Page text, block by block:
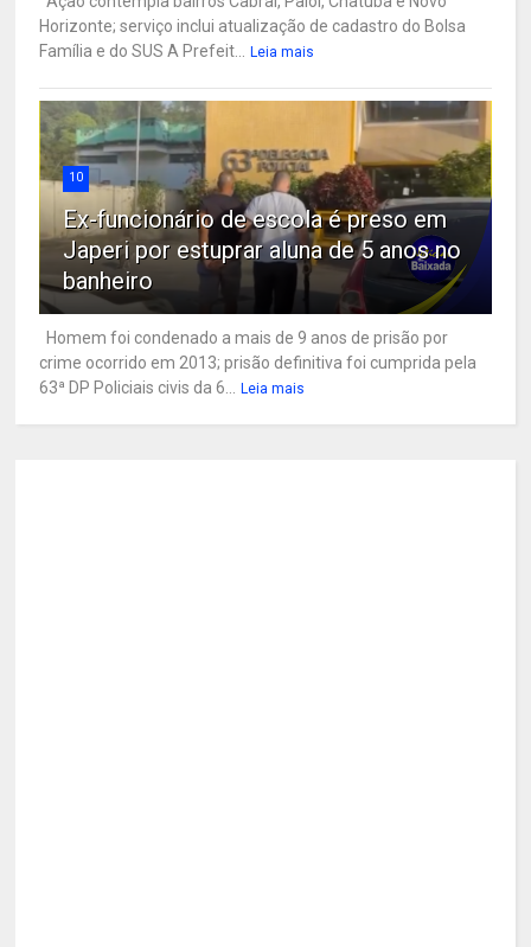
Horizonte; serviço inclui atualização de cadastro do Bolsa
Família e do SUS A Prefeit...
Leia mais
10
Ex-funcionário de escola é preso em
Japeri por estuprar aluna de 5 anos no
banheiro
Homem foi condenado a mais de 9 anos de prisão por
crime ocorrido em 2013; prisão definitiva foi cumprida pela
63ª DP Policiais civis da 6...
Leia mais